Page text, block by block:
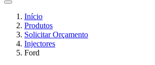
Início
Produtos
Solicitar Orçamento
Injectores
Ford